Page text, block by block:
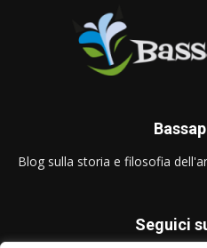
Blog sulla storia e filosofia
Seguici